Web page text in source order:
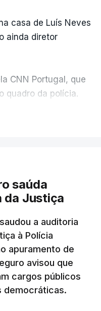
casa de Luís Neves
ainda diretor
CNN Portugal, que
quadro da polícia.
droga.
saúda
da Justiça
a auditoria
à Polícia
apuramento de
avisou que
cargos públicos
democráticas.